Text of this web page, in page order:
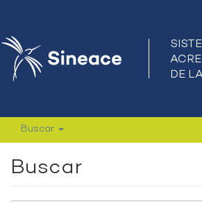
Buscar
Buscar